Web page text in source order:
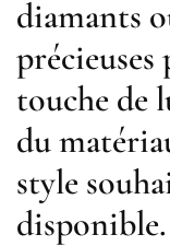
diamants
touche de
du
style
disponible.